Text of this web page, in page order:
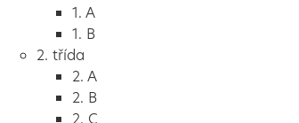
1. A
1. B
2. třída
2. A
2. B